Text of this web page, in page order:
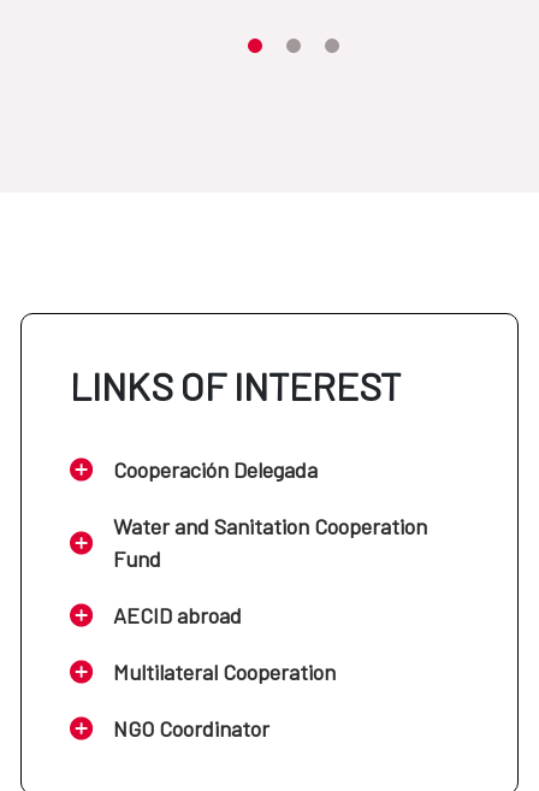
Item 1Item2Item3
LINKS OF INTEREST
Cooperación Delegada
Water and Sanitation Cooperation
Fund
AECID abroad
Multilateral Cooperation
NGO Coordinator